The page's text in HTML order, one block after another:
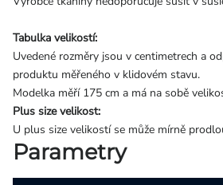
Tabulka velikostí:
Uvedené rozměry jsou v centimetrech a
produktu měřeného v klidovém stavu.
Modelka měří 175 cm a má na sobě
Plus size velikost:
U plus size velikostí se může mírně
Parametry